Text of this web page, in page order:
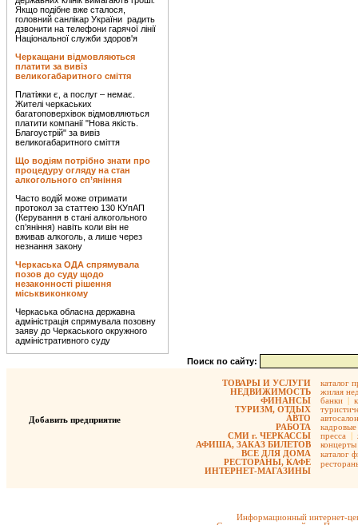
Якщо подібне вже сталося,
головний санлікар України радить
дзвонити на телефони гарячої лінії
Національної служби здоров'я
Черкащани відмовляються
платити за вивіз
великогабаритного сміття
Платіжки є, а послуг – немає.
Жителі черкаських
багатоповерхівок відмовляються
платити компанії "Нова якість.
Благоустрій" за вивіз
великогабаритного сміття
Що водіям потрібно знати про
процедуру огляду на стан
алкогольного сп’яніння
Часто водій може отримати
протокол за статтею 130 КУпАП
(Керування в стані алкогольного
сп’яніння) навіть коли він не
вживав алкоголь, а лише через
незнання закону
Черкаська ОДА спрямувала
позов до суду щодо
незаконності рішення
міськвиконкому
Черкаська обласна державна
адміністрація спрямувала позовну
заяву до Черкаського окружного
адміністративного суду
Поиск по сайту:
Добавить предприятие
ТОВАРЫ И УСЛУГИ
НЕДВИЖИМОСТЬ
ФИНАНСЫ
ТУРИЗМ, ОТДЫХ
АВТО
РАБОТА
СМИ г. ЧЕРКАССЫ
АФИША, ЗАКАЗ БИЛЕТОВ
ВСЕ ДЛЯ ДОМА
РЕСТОРАНЫ, КАФЕ
ИНТЕРНЕТ-МАГАЗИНЫ
каталог
жилая
банки |
кадровые
пресса |
концерты
каталог
Информационный интернет-